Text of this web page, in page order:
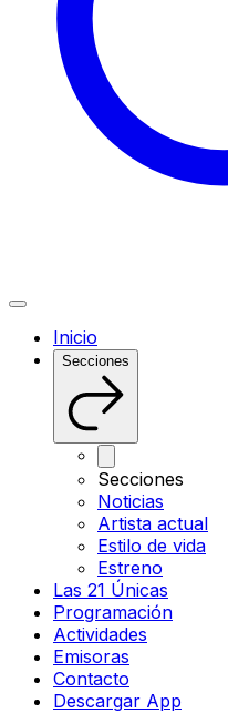
Inicio
Secciones
Secciones
Noticias
Artista actual
Estilo de vida
Estreno
Las 21 Únicas
Programación
Actividades
Emisoras
Contacto
Descargar App